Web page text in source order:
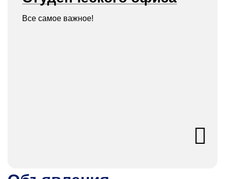
Все самое важное!